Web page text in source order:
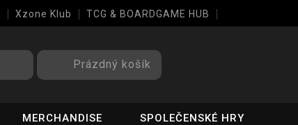
Xzone Klub TCG & BOARDGAME HUB
Prázdný košík
MERCHANDISE SPOLEČENSKÉ HRY